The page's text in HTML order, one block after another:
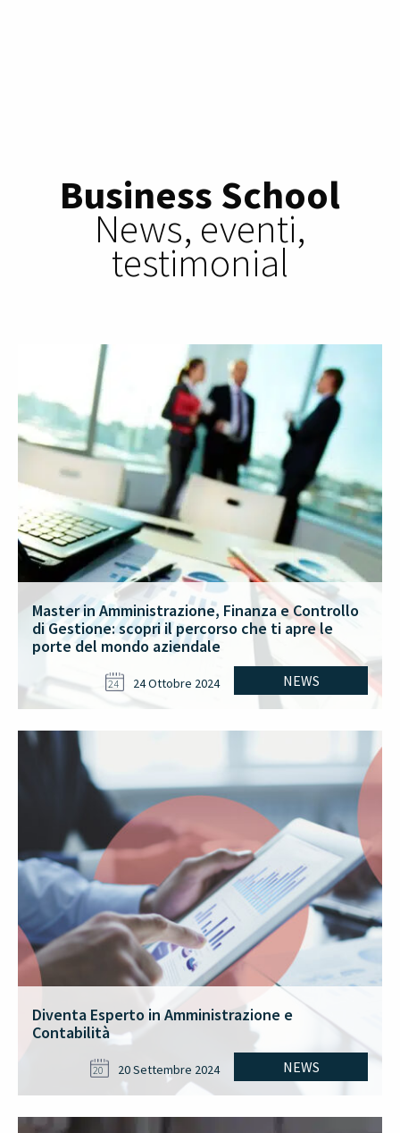
Business School
News, eventi,
testimonial
Master in Amministrazione, Finanza e Controllo
di Gestione: scopri il percorso che ti apre le
porte del mondo aziendale
NEWS
24 24 Ottobre 2024
Diventa Esperto in Amministrazione e
Contabilità
NEWS
20 20 Settembre 2024